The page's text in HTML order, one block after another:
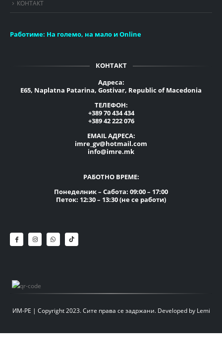
КОНТАКТ
Работиме: На големо, на мало и Online
КОНТАКТ
Адреса:
E65, Naplatna Patarina, Gostivar, Republic of Macedonia
ТЕЛЕФОН:
+389 70 434 434
+389 42 222 076
EMAIL АДРЕСА:
imre_gv@hotmail.com
info@imre.mk
РАБОТНО ВРЕМЕ:
Понеделник – Сабота: 09:00 – 17:00
Петок: 12:30 – 13:30 (не се работи)
ИМ-РЕ | Copyright 2023. Сите права се задржани. Developed by Lemi